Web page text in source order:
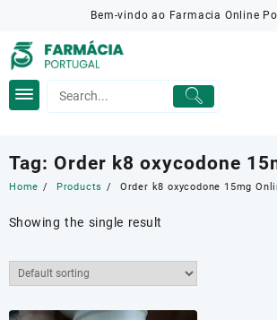
content
Bem-vindo ao Farmacia Online
Tag: Order k8 oxycodone
Home Products Order k8 oxycodone 15mg
Showing the single result